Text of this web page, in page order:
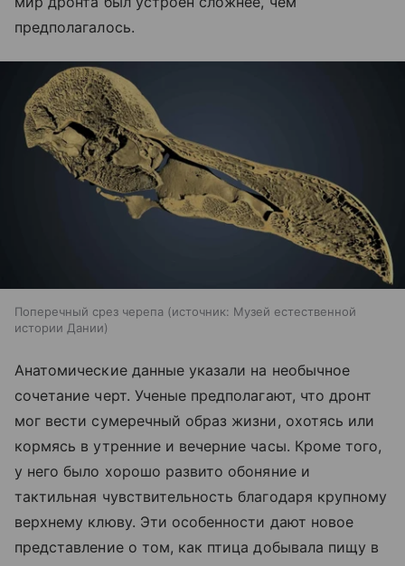
предполагалось.
Поперечный срез черепа источник: Музей естественной
истории Дании
Анатомические данные указали на необычное
сочетание черт. Ученые предполагают, что дронт
мог вести сумеречный образ жизни, охотясь или
кормясь в утренние и вечерние часы. Кроме того,
у него было хорошо развито обоняние и
тактильная чувствительность благодаря крупному
верхнему клюву. Эти особенности дают новое
представление о том, как птица добывала пищу в